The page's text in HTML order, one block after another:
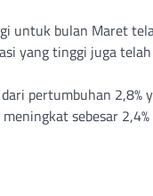
untuk bulan Maret
yang tinggi juga
pertumbuhan 2,8%
sebesar